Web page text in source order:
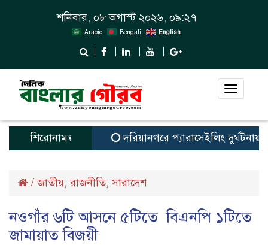
শনিবার, ০৮ অগাস্ট ২০২৬, ০৯:২৭
Arabic Bengali English
Toggle
শিরোনামঃ দরিয়ানগরে প্যারাসেইলিং দুর্ঘটনায়
/জাতীয়,রাজনীতি,সারাদেশ
নওগাঁর ৬টি আসনে ৫টিতে বিএনপি ১টিতে
জামায়াত বিজয়ী